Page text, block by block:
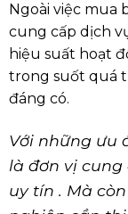
Ngoài việc mua
cung cấp dịch
hiệu suất hoạt
trong suốt quá
đáng có.
Với những ưu
là đơn vị cung
uy tín . Mà